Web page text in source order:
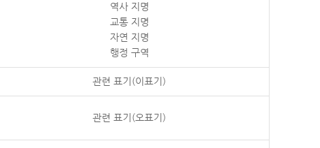
역사 지명
교통 지명
자연 지명
행정 구역
관련 표기(이표기)
관련 표기(오표기)